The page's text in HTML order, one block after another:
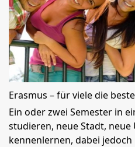
Erasmus – für viele die
Ein oder zwei Semester in
studieren, neue Stadt, neue
kennenlernen, dabei